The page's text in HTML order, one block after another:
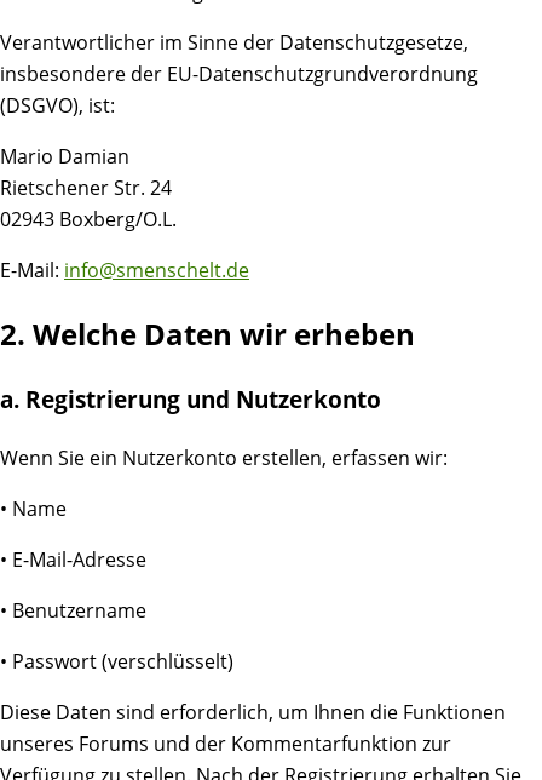
Verantwortlicher im Sinne der Datenschutzgesetze,
insbesondere der EU-Datenschutzgrundverordnung
(DSGVO), ist:
Mario Damian
Rietschener Str. 24
02943 Boxberg/O.L.
E-Mail: info@smenschelt.de
2. Welche Daten wir erheben
a. Registrierung und Nutzerkonto
Wenn Sie ein Nutzerkonto erstellen, erfassen wir:
• Name
• E-Mail-Adresse
• Benutzername
• Passwort (verschlüsselt)
Diese Daten sind erforderlich, um Ihnen die Funktionen
unseres Forums und der Kommentarfunktion zur